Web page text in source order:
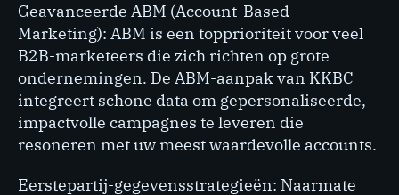
Geavanceerde ABM (Account-Based
Marketing): ABM is een topprioriteit voor veel
B2B-marketeers die zich richten op grote
ondernemingen. De ABM-aanpak van KKBC
integreert schone data om gepersonaliseerde,
impactvolle campagnes te leveren die
resoneren met uw meest waardevolle accounts.
Eerstepartij-gegevensstrategieën: Naarmate